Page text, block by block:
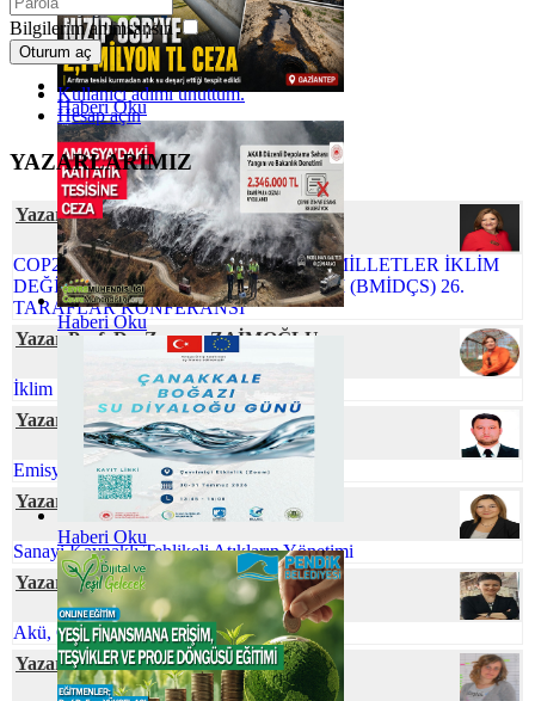
Haberi Oku
Haberi Oku
Haberi Oku
Bilgilerim anımsansın
Oturum aç
Kullanıcı adımı unuttum.
Hesap açın
YAZARLARIMIZ
Yazar Şafak ÖZSOY
COP26 NEDEN ÖNEMLİ BİRLEŞMİŞ MİLLETLER İKLİM
DEĞİŞİKLİĞİ ÇERÇEVE SÖZLEŞMESİ (BMİDÇS) 26.
TARAFLAR KONFERANSI
Yazar Prof. Dr. Zeynep ZAİMOĞLU
İklim Değişikliği ve Gıda Arzı
Yazar Ferhat ELÇİ
Emisyon Nedir? Emisyon Ölçümü Nedir?
Yazar Rahşan BUKNİ ULUS
Sanayi Kaynaklı Tehlikeli Atıkların Yönetimi
Yazar Serpil ÖZKAN
Akü, Çevre ve Ekonomi
Yazar Neslihan BOYACILAR